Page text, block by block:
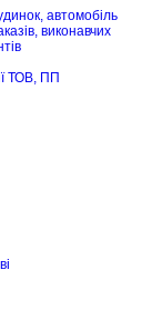
автомобіль
виконавчих
ТОВ, ПП